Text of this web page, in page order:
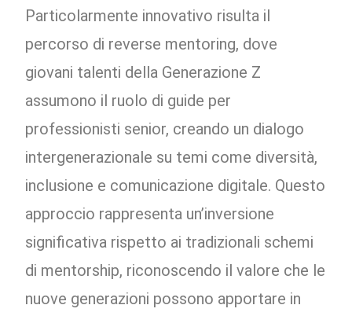
Particolarmente innovativo risulta il
percorso di reverse mentoring, dove
giovani talenti della Generazione Z
assumono il ruolo di guide per
professionisti senior, creando un dialogo
intergenerazionale su temi come diversità,
inclusione e comunicazione digitale. Questo
approccio rappresenta un’inversione
significativa rispetto ai tradizionali schemi
di mentorship, riconoscendo il valore che le
nuove generazioni possono apportare in